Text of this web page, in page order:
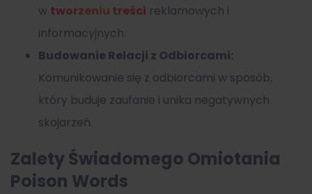
w tworzeniu treści reklamowych i
informacyjnych.
Budowanie Relacji z Odbiorcami:
Komunikowanie się z odbiorcami w sposób,
który buduje zaufanie i unika negatywnych
skojarzeń.
Zalety Świadomego Omiotania
Poison Words